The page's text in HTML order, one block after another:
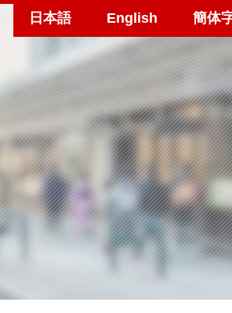
日本語 English 簡体